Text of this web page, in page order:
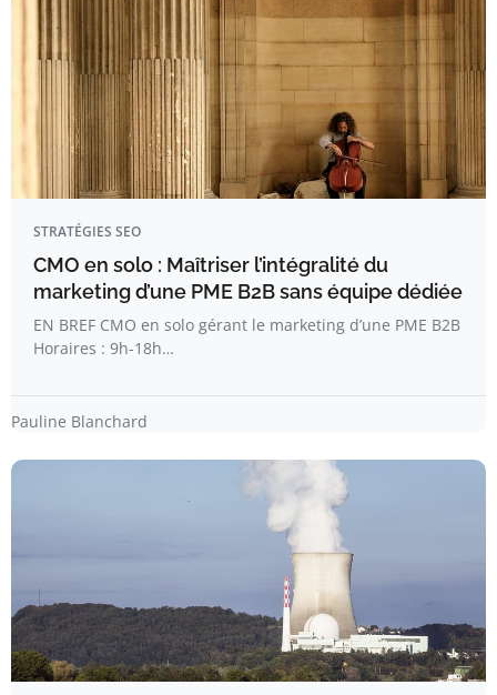
STRATÉGIES SEO
CMO en solo : Maîtriser l’intégralité du
marketing d’une PME B2B sans équipe dédiée
EN BREF CMO en solo gérant le marketing d’une PME B2B
Horaires : 9h-18h…
Pauline Blanchard